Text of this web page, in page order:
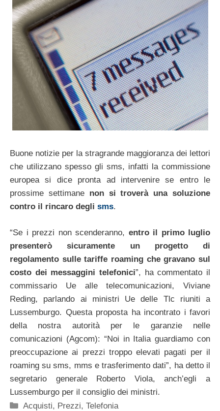
Buone notizie per la stragrande maggioranza dei lettori
che utilizzano spesso gli sms, infatti la commissione
europea si dice pronta ad intervenire se entro le
prossime settimanenon si troverà una soluzione
contro il rincaro degli sms.
“Se i prezzi non scenderanno, entro il primo luglio
presenterò sicuramente un progetto di
regolamento sulle tariffe roaming che gravano sul
costo dei messaggini telefonici”, ha commentato il
commissario Ue alle telecomunicazioni, Viviane
Reding, parlando ai ministri Ue delle Tlc riuniti a
Lussemburgo. Questa proposta ha incontrato i favori
della nostra autorità per le garanzie nelle
comunicazioni (Agcom): “Noi in Italia guardiamo con
preoccupazione ai prezzi troppo elevati pagati per il
roaming su sms, mms e trasferimento dati”, ha detto il
segretario generale Roberto Viola, anch’egli a
Lussemburgo per il consiglio dei ministri.
Categorie
Acquisti, Prezzi,Telefonia